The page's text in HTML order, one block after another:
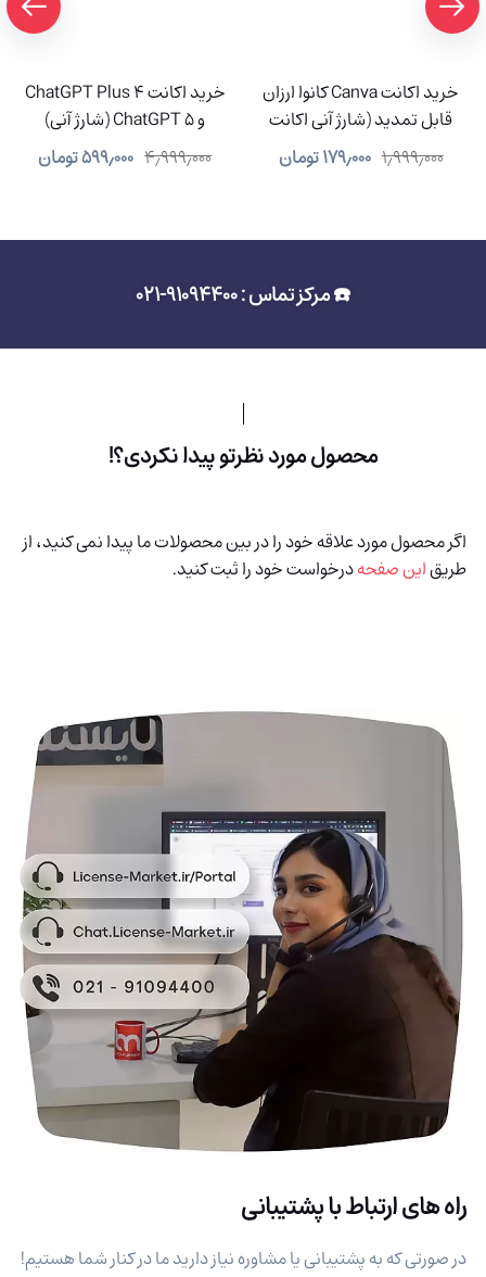
خرید اکانت Canva کانوا ارزان
قابل تمدید (شارژ آنی اکانت
شما) ۱٫۹۹۹٫۰۰۰ ۱۷۹٫۰۰۰تومان
خرید اکانت ChatGPT Plus 4
و ChatGPT 5 (شارژ آنی)
۴٫۹۹۹٫۰۰۰ ۵۹۹٫۰۰۰تومان
☎️ مرکز تماس : 91094400-021
محصول مورد نظرتو پیدا نکردی؟!
اگر محصول مورد علاقه خود را در بین محصولات ما پیدا نمی کنید، از
طریقاین صفحهدرخواست خود را ثبت کنید.
راه های ارتباط با پشتیبانی
در صورتی که به پشتیبانی یا مشاوره نیاز دارید ما در کنار شما هستیم!